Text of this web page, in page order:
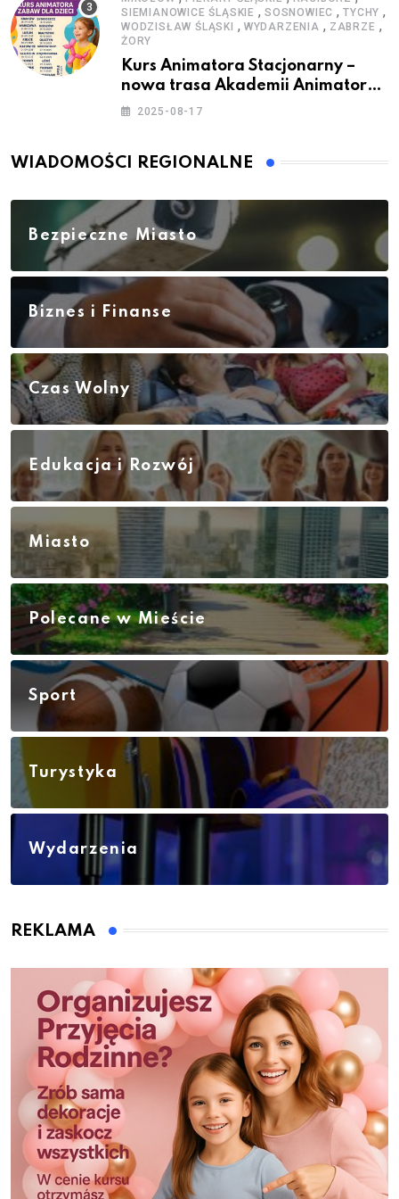
SIEMIANOWICE ŚLĄSKIE ,SOSNOWIEC ,TYCHY ,
WODZISŁAW ŚLĄSKI , WYDARZENIA , ZABRZE ,
ŻORY
Kurs Animatora Stacjonarny –
nowa trasa Akademii Animatora
– jesień 2025
2025-08-17
WIADOMOŚCI REGIONALNE
Bezpieczne Miasto
Biznes i Finanse
Czas Wolny
Edukacja i Rozwój
Miasto
Polecane w Mieście
Sport
Turystyka
Wydarzenia
REKLAMA